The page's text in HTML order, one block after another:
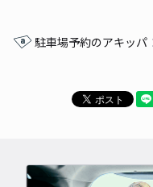
駐車場予約のアキッパ